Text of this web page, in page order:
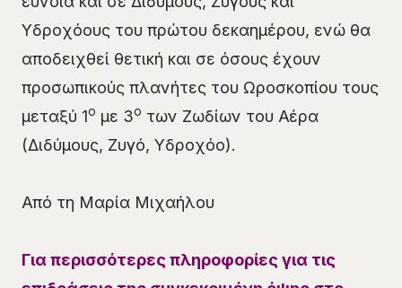
Υδροχόους του πρώτου δεκαημέρου, ενώ θα
αποδειχθεί θετική και σε όσους έχουν
προσωπικούς πλανήτες του Ωροσκοπίου τους
μεταξύ 1ο με 3ο των Ζωδίων του Αέρα
(Διδύμους, Ζυγό, Υδροχόο).
Από τη Μαρία Μιχαήλου
Για περισσότερες πληροφορίες για τις